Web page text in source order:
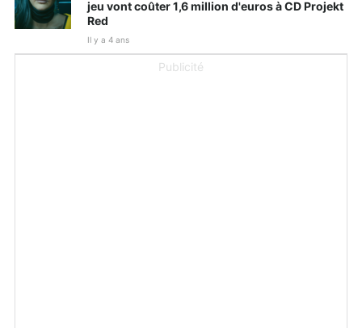
jeu vont coûter 1,6 million d'euros à CD Projekt
Red
Il y a 4 ans
Publicité